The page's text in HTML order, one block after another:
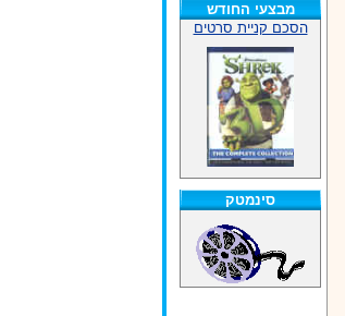
מבצעי החודש
הסכם קניית סרטים
סינמטק